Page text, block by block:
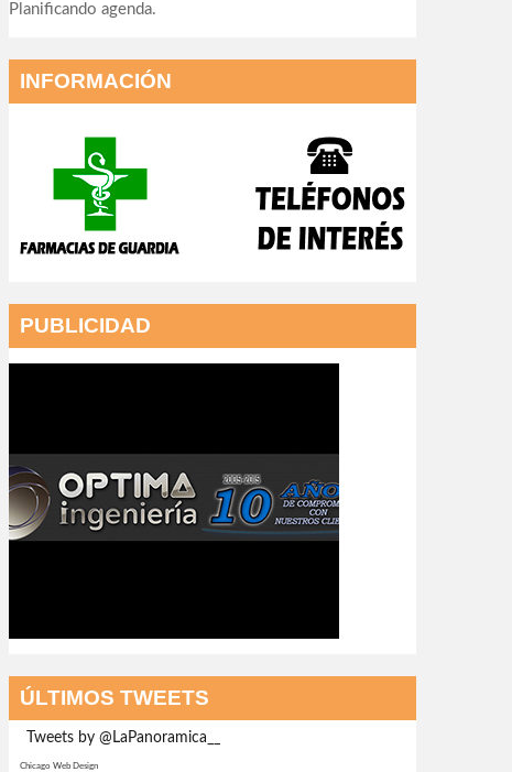
Planificando agenda.
INFORMACIÓN
PUBLICIDAD
ÚLTIMOS TWEETS
Tweets by @LaPanoramica__
Chicago Web Design